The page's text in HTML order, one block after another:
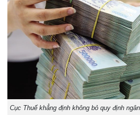
Cục Thuế khẳng định không bỏ quy định